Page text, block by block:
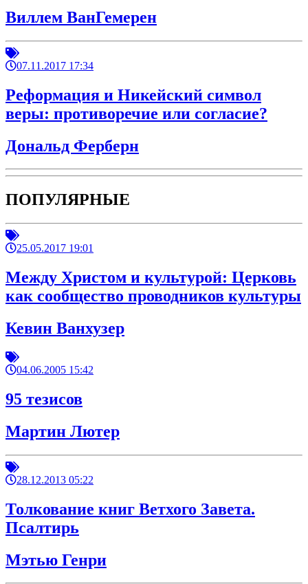
Виллем ВанГемерен
07.11.2017 17:34
Реформация и Никейский символ
веры: противоречие или согласие?
Дональд Ферберн
ПОПУЛЯРНЫЕ
25.05.2017 19:01
Между Христом и культурой: Церковь
как сообщество проводников культуры
Кевин Ванхузер
04.06.2005 15:42
95 тезисов
Мартин Лютер
28.12.2013 05:22
Толкование книг Ветхого Завета.
Псалтирь
Мэтью Генри